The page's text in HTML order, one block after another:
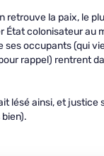
retrouve la paix, le
État colonisateur au
ses occupants (qui
rappel) rentrent
lésé ainsi, et justice